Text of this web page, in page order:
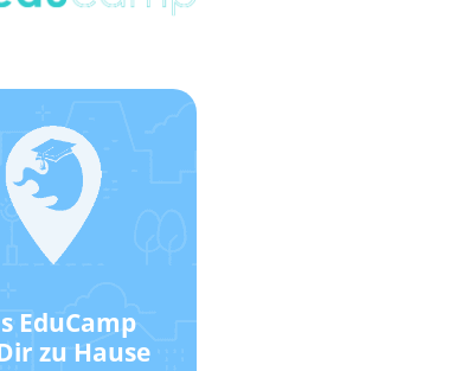
EduCamp
zu Hause
ein
Wie das geht?
Klick hier!